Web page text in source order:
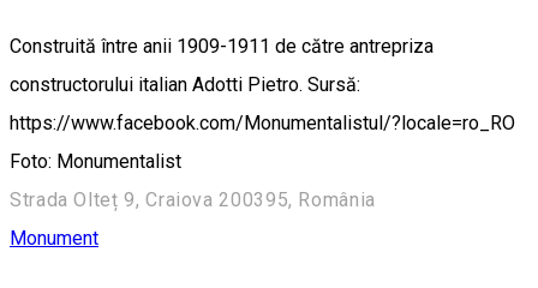
Construită între anii 1909-1911 de către antrepriza
constructorului italian Adotti Pietro. Sursă:
https://www.facebook.com/Monumentalistul/?locale=ro_RO
Foto: Monumentalist
Strada Olteț 9, Craiova 200395, România
Monument